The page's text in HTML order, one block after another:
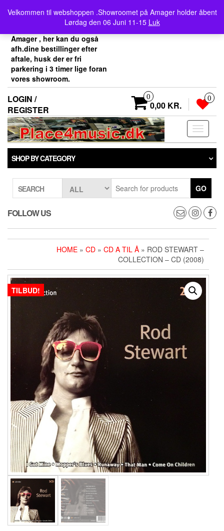
content
Velkommen til webshoppen .Showroomet på Amager holder åbent
Lørdag den 06 Juni 11-15 Luk
Velkommen her i
Place4music`s webshop .
Vores showroom ligger på
Amager , her kan du også
afh.dine bestillinger efter
aftale, husk der er fri
parkering i 3 timer lige foran
vores showroom.
LOGIN /
REGISTER
0
0,00 KR.
0
Toggle
SHOP BY CATEGORY
SEARCH GO
FOLLOW US
HOME » CD » CD A TIL Å » ROD STEWART ‎–
COLLECTION – CD (2008)
TILBUD!